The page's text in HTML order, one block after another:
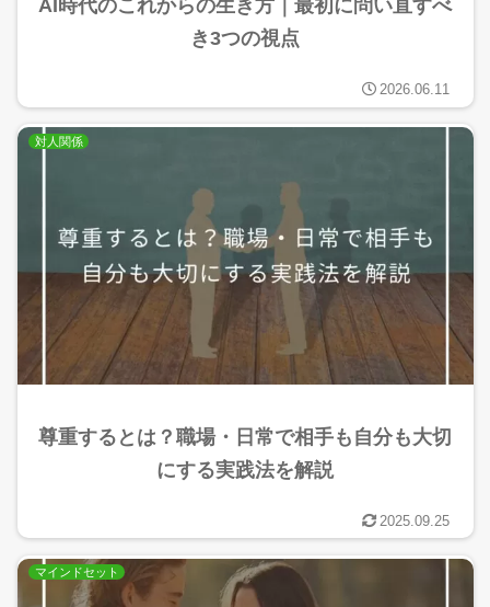
AI時代のこれからの生き方｜最初に問い直すべ
き3つの視点
2026.06.11
対人関係
尊重するとは？職場・日常で相手も自分も大切
にする実践法を解説
2025.09.25
マインドセット